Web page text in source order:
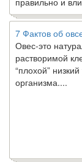
7 Фактов об
Овес-это
растворимой
“плохой”
организма....